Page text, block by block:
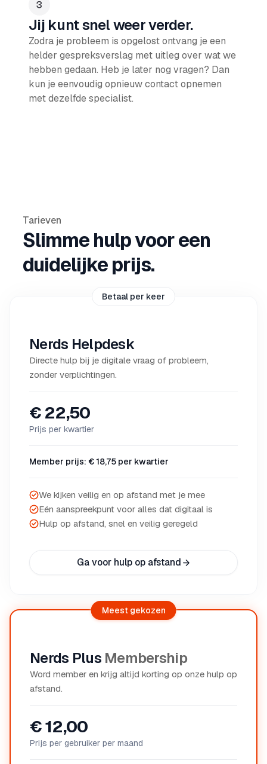
Jij kunt snel weer verder.
Zodra je probleem is opgelost ontvang je een
helder gespreksverslag met uitleg over wat we
hebben gedaan. Heb je later nog vragen? Dan
kun je eenvoudig opnieuw contact opnemen
met dezelfde specialist.
Tarieven
Slimme hulp voor een
duidelijke prijs.
Nerds Helpdesk
Directe hulp bij je digitale vraag of probleem,
zonder verplichtingen.
€ 22,50
Prijs per kwartier
Member prijs: € 18,75 per kwartier
We kijken veilig en op afstand met je mee
Eén aanspreekpunt voor alles dat digitaal is
Hulp op afstand, snel en veilig geregeld
Ga voor hulp op afstand
Betaal per keer
Nerds Plus Membership
Word member en krijg altijd korting op onze hulp op
afstand.
€ 12,00
Prijs per gebruiker per maand
Meest gekozen